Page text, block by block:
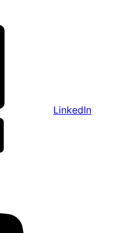
LinkedIn